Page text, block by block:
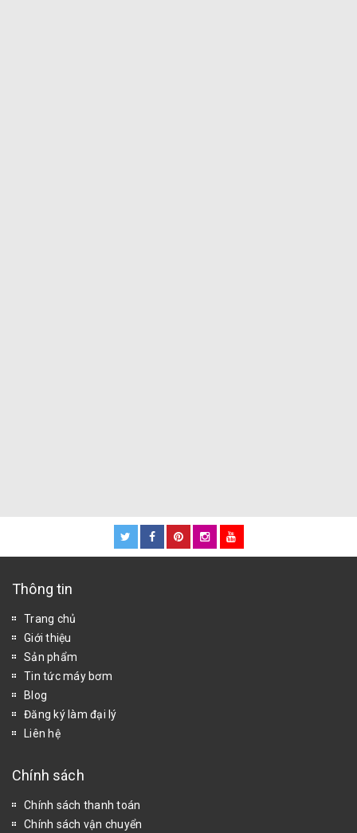
Thông tin
Trang chủ
Giới thiệu
Sản phẩm
Tin tức máy bơm
Blog
Đăng ký làm đại lý
Liên hệ
Chính sách
Chính sách thanh toán
Chính sách vận chuyển